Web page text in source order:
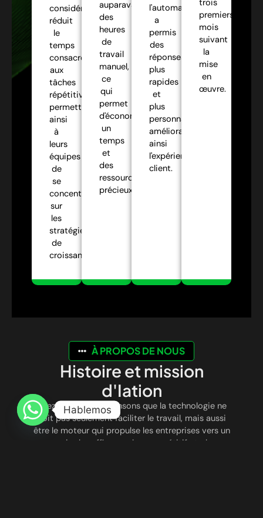
considérablement
réduit
le
temps
consacré
aux
tâches
répétitives,
permettant
ainsi
à
leurs
équipes
de
se
concentrer
sur
les
stratégies
de
croissance.
auparavant
des
heures
de
travail
manuel,
ce
qui
permet
d'économiser
un
temps
et
des
ressources
précieux.
l'automatisation
a
permis
des
réponses
plus
rapides
et
plus
personnalisées,
améliorant
ainsi
l'expérience
client.
trois
premiers
mois
suivant
la
mise
en
œuvre.
À PROPOS DE NOUS
Histoire et mission
d'Iation
Chez Iation, nous pensons que la technologie ne
doit pas seulement faciliter le travail, mais aussi
être le moteur qui propulse les entreprises vers un
avenir plus efficace, plus compétitif et plus
Hablemos